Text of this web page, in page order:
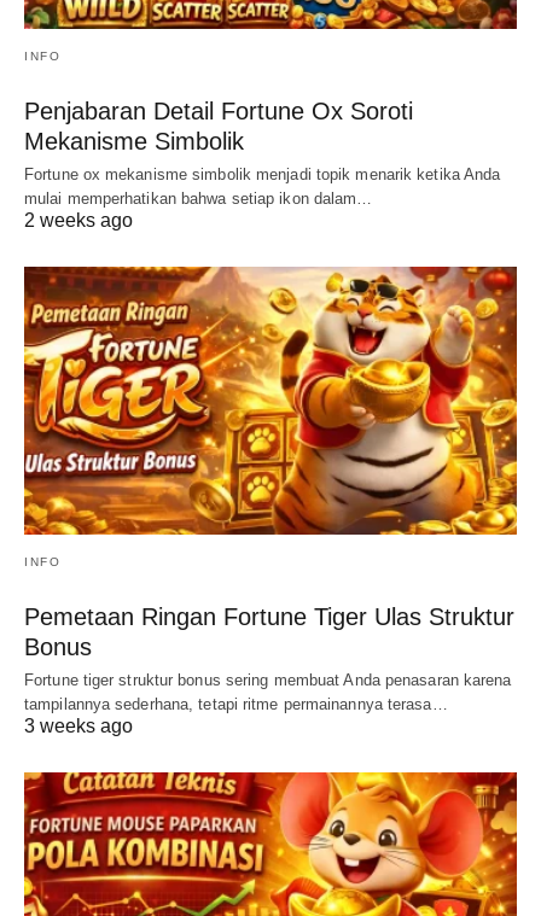
INFO
Penjabaran Detail Fortune Ox Soroti
Mekanisme Simbolik
Fortune ox mekanisme simbolik menjadi topik menarik ketika Anda
mulai memperhatikan bahwa setiap ikon dalam…
2 weeks ago
INFO
Pemetaan Ringan Fortune Tiger Ulas Struktur
Bonus
Fortune tiger struktur bonus sering membuat Anda penasaran karena
tampilannya sederhana, tetapi ritme permainannya terasa…
3 weeks ago